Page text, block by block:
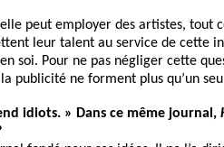
peut employer des artistes, tout
leur talent au service de cette
soi. Pour ne pas négliger cette
publicité ne forment plus qu’un
idiots. » Dans ce même journal,